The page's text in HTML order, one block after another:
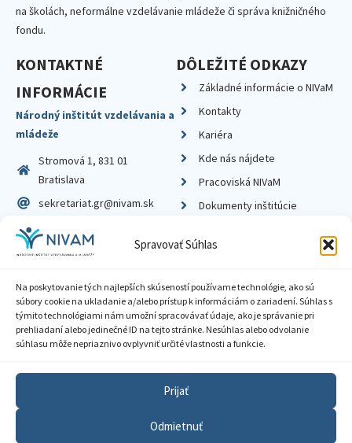
Spravovať Súhlas
Na poskytovanie tých najlepších skúseností používame technológie, ako sú
súbory cookie na ukladanie a/alebo prístup k informáciám o zariadení. Súhlas s
týmito technológiami nám umožní spracovávať údaje, ako je správanie pri
prehliadaní alebo jedinečné ID na tejto stránke. Nesúhlas alebo odvolanie
súhlasu môže nepriaznivo ovplyvniť určité vlastnosti a funkcie.
Prijať
Odmietnuť
na školách, neformálne vzdelávanie mládeže či správa knižničného
fondu.
KONTAKTNÉ
INFORMÁCIE
Národný inštitút vzdelávania a
mládeže
Stromová 1, 831 01
Bratislava
sekretariat.gr@nivam.sk
IČO: 00164348
DIČ: 2020798714
DÔLEŽITÉ ODKAZY
Základné informácie o NIVaM
Kontakty
Kariéra
Kde nás nájdete
Pracoviská NIVaM
Dokumenty inštitúcie
Zásady ochrany súkromia
Sprístupnenie informácií